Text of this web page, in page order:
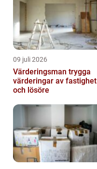
09 juli 2026
Värderingsman trygga
värderingar av fastighet
och lösöre